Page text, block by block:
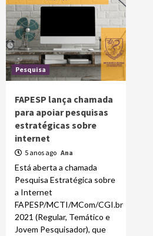
Pesquisa
FAPESP lança chamada
para apoiar pesquisas
estratégicas sobre
internet
5 anos ago Ana
Está aberta a chamada
Pesquisa Estratégica sobre
a Internet
FAPESP/MCTI/MCom/CGI.br
2021 (Regular, Temático e
Jovem Pesquisador), que